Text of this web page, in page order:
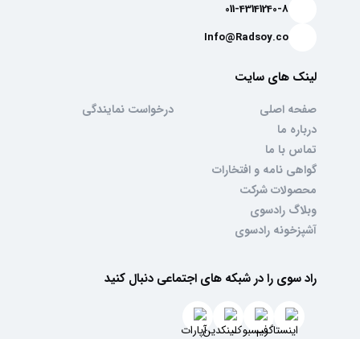
011-43141240-8
Info@Radsoy.co
لینک های سایت
صفحه اصلی
درباره ما
تماس با ما
گواهی نامه و افتخارات
محصولات شرکت
وبلاگ رادسوی
آشپزخونه رادسوی
درخواست نمایندگی
راد سوی را در شبکه های اجتماعی دنبال کنید